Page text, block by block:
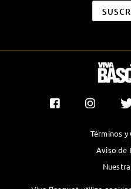
Términos y
Aviso de